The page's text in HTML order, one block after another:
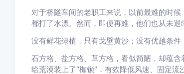
对于桥隧车间的老职工来说，以前最难的时
都打了水漂。然而，即便再难，他们也从未退
没有鲜花绿植，只有戈壁黄沙；没有优越条件
石方格、盐方格、草方格，看似简陋，却蕴
给荒漠装上了“枷锁”，有效降低风速、固定流